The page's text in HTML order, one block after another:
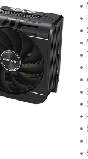
•
•
•
•
•
•
•
•
•
•
•
•
•